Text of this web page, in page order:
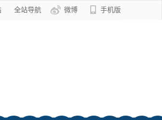
全站导航 微博 手机版